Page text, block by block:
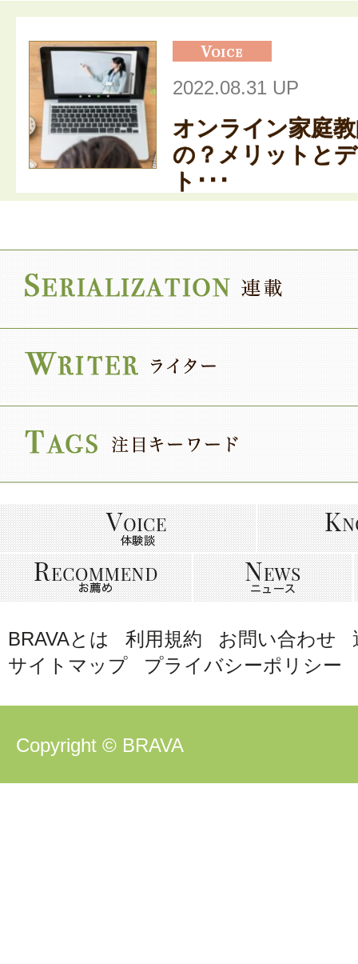
2022.08.31 UP
オンライン家庭
の？メリットと
ト･･･
BRAVAとは 利用規約 お問い合わせ
サイトマップ
プライバシーポリシー
Copyright © BRAVA